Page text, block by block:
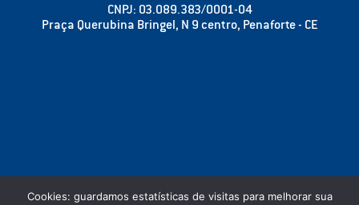
CNPJ: 03.089.383/0001-04
Praça Querubina Bringel, N 9 centro, Penaforte - CE
Cookies: guardamos estatísticas de visitas para melhorar sua